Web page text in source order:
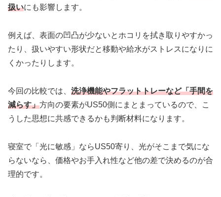
扱いにも影響します。
例えば、表面の凹凸が少ないとホコリを拭き取りやすかっ
たり、扱いやすい形状だと移動や給水がストレスになりに
くかったりします。
今回の比較では、 洗浄機能やフラットトレーなど「手間を
減らす」方向の要素がUS50側にまとまっているので、こ
うした思想に共感できるかも判断材料になります。
寝室で「光に敏感」ならUS50寄り、光がそこまで気にな
らないなら、価格やお手入れ性など他の差で決めるのが合
理的です。